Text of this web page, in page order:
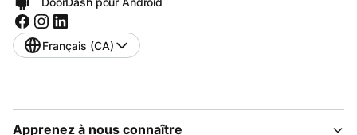
Français (CA)
Apprenez à nous connaître